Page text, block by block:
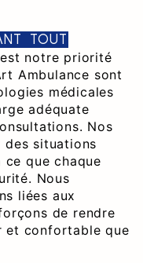
TOUT
notre priorité
Ambulance sont
médicales
adéquate
Nos
des situations
ce que chaque
Nous
liées aux
de rendre
et confortable que